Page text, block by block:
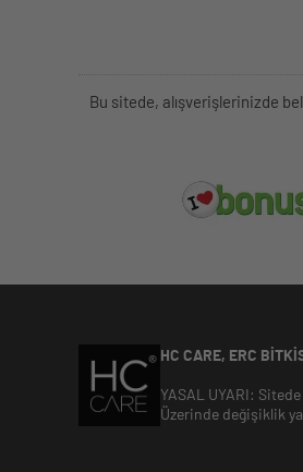
Bu sitede, alışverişlerinizde
HC CARE, ERC
YASAL UYARI:
Üzerinde değişiklik